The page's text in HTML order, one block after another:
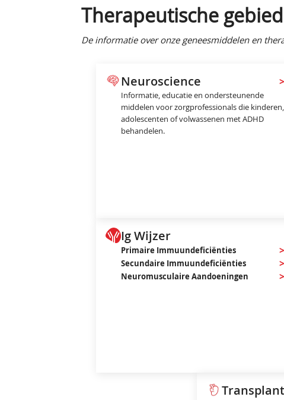
Therapeutische
De informatie over onze geneesmiddelen en
Neuroscience >
Informatie, educatie en ondersteunende
middelen voor zorgprofessionals die kinderen,
adolescenten of volwassenen met ADHD
behandelen.
Ig Wijzer
Primaire Immuundeficiënties >
Secundaire Immuundeficiënties >
Neuromusculaire Aandoeningen >